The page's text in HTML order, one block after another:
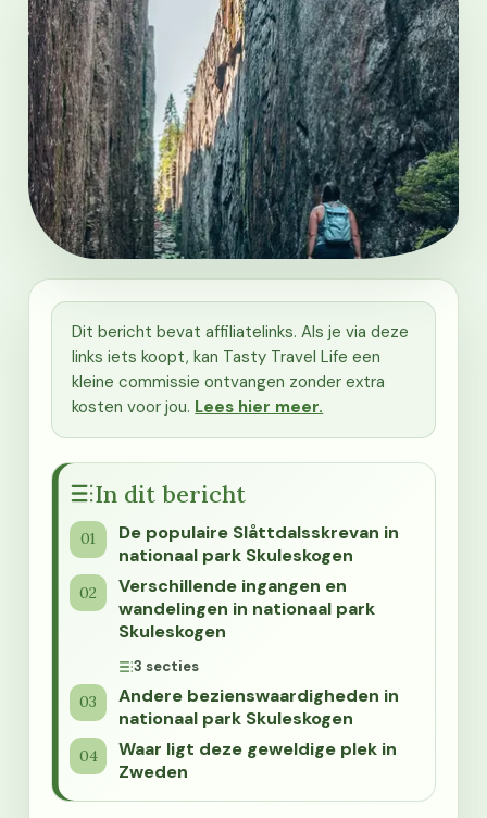
Dit bericht bevat affiliatelinks. Als je via deze
links iets koopt, kan Tasty Travel Life een
kleine commissie ontvangen zonder extra
kosten voor jou. Lees hier meer.
In dit bericht
De populaire Slåttdalsskrevan in
nationaal park Skuleskogen
Verschillende ingangen en
wandelingen in nationaal park
Skuleskogen
3 secties
Andere bezienswaardigheden in
nationaal park Skuleskogen
Waar ligt deze geweldige plek in
Zweden